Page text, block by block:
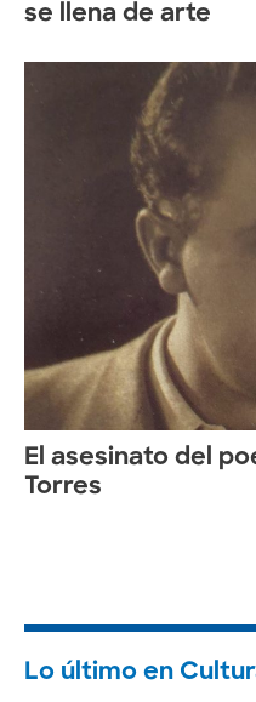
se llena de arte
El asesinato del
Torres
Lo último en